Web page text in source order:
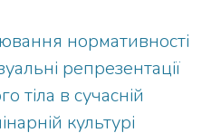
та факторів, що пов’язані з
нормативності
репрезентації
тіла в сучасній
культурі